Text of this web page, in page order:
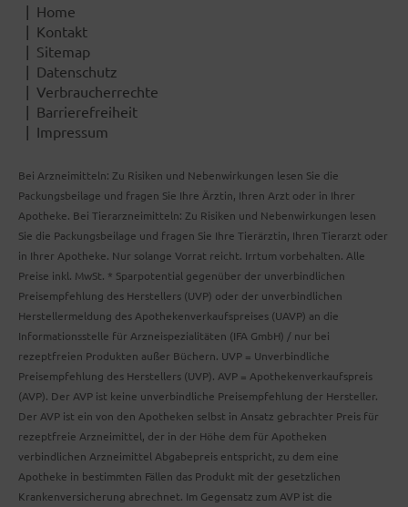
Home
Kontakt
Sitemap
Datenschutz
Verbraucherrechte
Barrierefreiheit
Impressum
Bei Arzneimitteln: Zu Risiken und Nebenwirkungen lesen Sie die
Packungsbeilage und fragen Sie Ihre Ärztin, Ihren Arzt oder in Ihrer
Apotheke. Bei Tierarzneimitteln: Zu Risiken und Nebenwirkungen lesen
Sie die Packungsbeilage und fragen Sie Ihre Tierärztin, Ihren Tierarzt oder
in Ihrer Apotheke. Nur solange Vorrat reicht. Irrtum vorbehalten. Alle
Preise inkl. MwSt. * Sparpotential gegenüber der unverbindlichen
Preisempfehlung des Herstellers (UVP) oder der unverbindlichen
Herstellermeldung des Apothekenverkaufspreises (UAVP) an die
Informationsstelle für Arzneispezialitäten (IFA GmbH) / nur bei
rezeptfreien Produkten außer Büchern. UVP = Unverbindliche
Preisempfehlung des Herstellers (UVP). AVP = Apothekenverkaufspreis
(AVP). Der AVP ist keine unverbindliche Preisempfehlung der Hersteller.
Der AVP ist ein von den Apotheken selbst in Ansatz gebrachter Preis für
rezeptfreie Arzneimittel, der in der Höhe dem für Apotheken
verbindlichen Arzneimittel Abgabepreis entspricht, zu dem eine
Apotheke in bestimmten Fällen das Produkt mit der gesetzlichen
Krankenversicherung abrechnet. Im Gegensatz zum AVP ist die